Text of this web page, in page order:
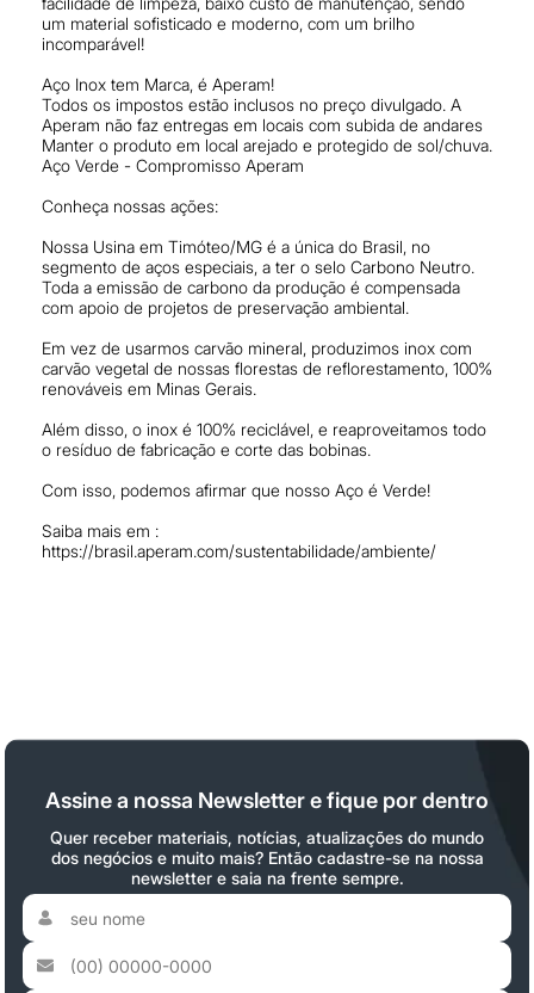
um material sofisticado e moderno, com um brilho
incomparável!
Aço Inox tem Marca, é Aperam!
Todos os impostos estão inclusos no preço divulgado. A
Aperam não faz entregas em locais com subida de andares
Manter o produto em local arejado e protegido de sol/chuva.
Aço Verde - Compromisso Aperam
Conheça nossas ações:
Nossa Usina em Timóteo/MG é a única do Brasil, no
segmento de aços especiais, a ter o selo Carbono Neutro.
Toda a emissão de carbono da produção é compensada
com apoio de projetos de preservação ambiental.
Em vez de usarmos carvão mineral, produzimos inox com
carvão vegetal de nossas florestas de reflorestamento, 100%
renováveis em Minas Gerais.
Além disso, o inox é 100% reciclável, e reaproveitamos todo
o resíduo de fabricação e corte das bobinas.
Com isso, podemos afirmar que nosso Aço é Verde!
Saiba mais em :
https://brasil.aperam.com/sustentabilidade/ambiente/
Assine a nossa Newsletter e fique por dentro
Quer receber materiais, notícias, atualizações do mundo
dos negócios e muito mais? Então cadastre-se na nossa
newsletter e saia na frente sempre.